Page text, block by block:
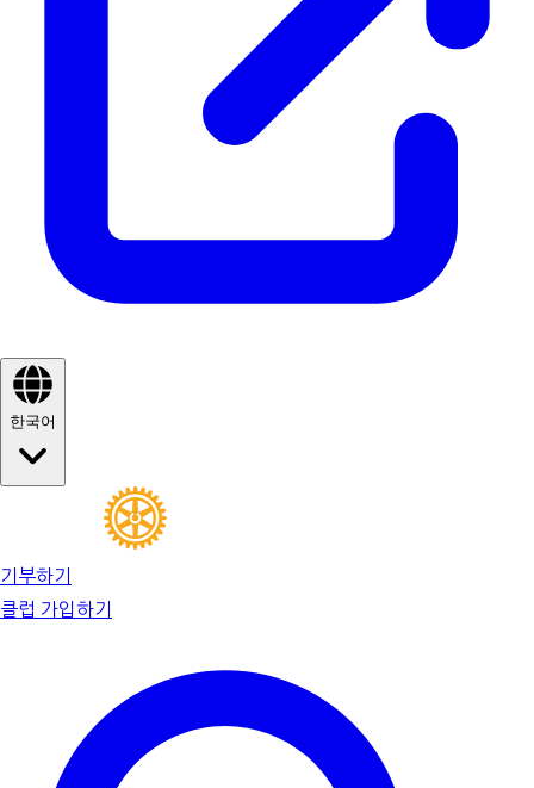
한국어
기부하기
클럽 가입하기